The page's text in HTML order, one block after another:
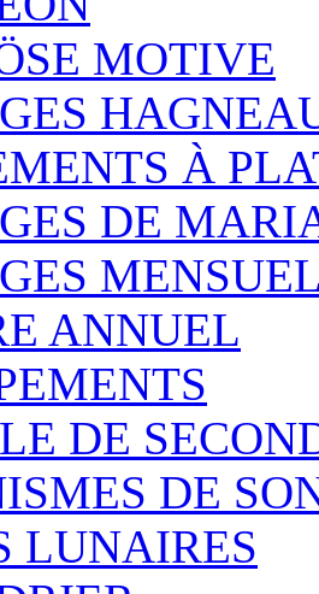
MOTIVE
À
DE
ANNUEL
DE
DE
LUNAIRES